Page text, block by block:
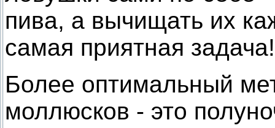
пива, а вычищать их
самая приятная задача!
Более оптимальный
моллюсков - это